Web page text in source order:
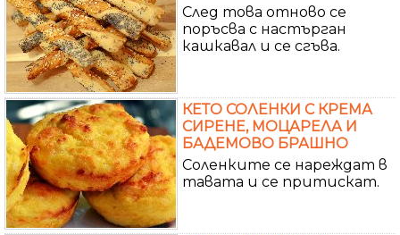
След това отново се
поръсва с настърган
кашкавал и се сгъва.
КЕТО СОЛЕНКИ С КРЕМА
СИРЕНЕ, МОЦАРЕЛА И
БАДЕМОВО БРАШНО
Соленките се нареждат в
тавата и се притискат.